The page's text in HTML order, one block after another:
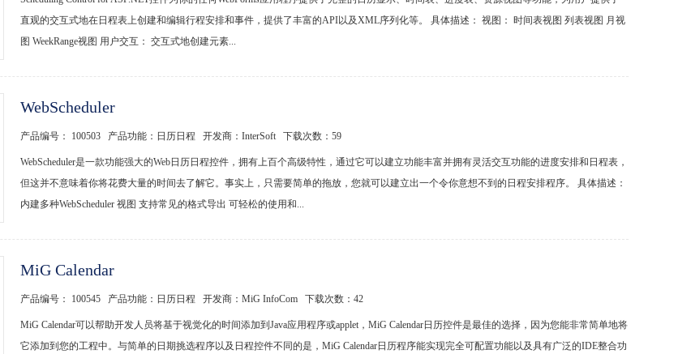
直观的交互式地在日程表上创建和编辑行程安排和事件，提供了丰富的API以及XML序列化等。 具体描述： 视图： 时间表视图 列表视图 月视
图 WeekRange视图 用户交互： 交互式地创建元素...
WebScheduler
产品编号： 100503 产品功能：日历日程 开发商：InterSoft 下载次数： 59
WebScheduler是一款功能强大的Web日历日程控件，拥有上百个高级特性，通过它可以建立功能丰富并拥有灵活交互功能的进度安排和日程表，
但这并不意味着你将花费大量的时间去了解它。事实上，只需要简单的拖放，您就可以建立出一个令你意想不到的日程安排程序。 具体描述：
内建多种WebScheduler 视图 支持常见的格式导出 可轻松的使用和...
MiG Calendar
产品编号： 100545 产品功能：日历日程 开发商：MiG InfoCom 下载次数： 42
MiG Calendar可以帮助开发人员将基于视觉化的时间添加到Java应用程序或applet，MiG Calendar日历控件是最佳的选择，因为您能非常简单地将
它添加到您的工程中。与简单的日期挑选程序以及日程控件不同的是，MiG Calendar日历程序能实现完全可配置功能以及具有广泛的IDE整合功